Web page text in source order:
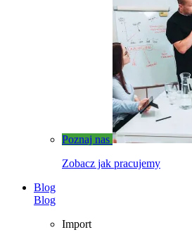
Poznaj nas
Zobacz jak pracujemy
Blog
Blog
Import